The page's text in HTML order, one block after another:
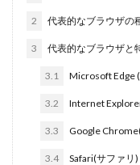
2 代表的なブラウザの
3 代表的なブラウザと
3.1 Microsoft Edge
3.2 Internet
3.3 Google
3.4 Safari(サファリ)